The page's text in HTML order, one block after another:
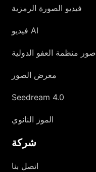
فيديو الصورة الرمزية
فيديو AI
صور منظمة العفو الدولية
معرض الصور
Seedream 4.0
الموز النانوي
شركة
اتصل بنا